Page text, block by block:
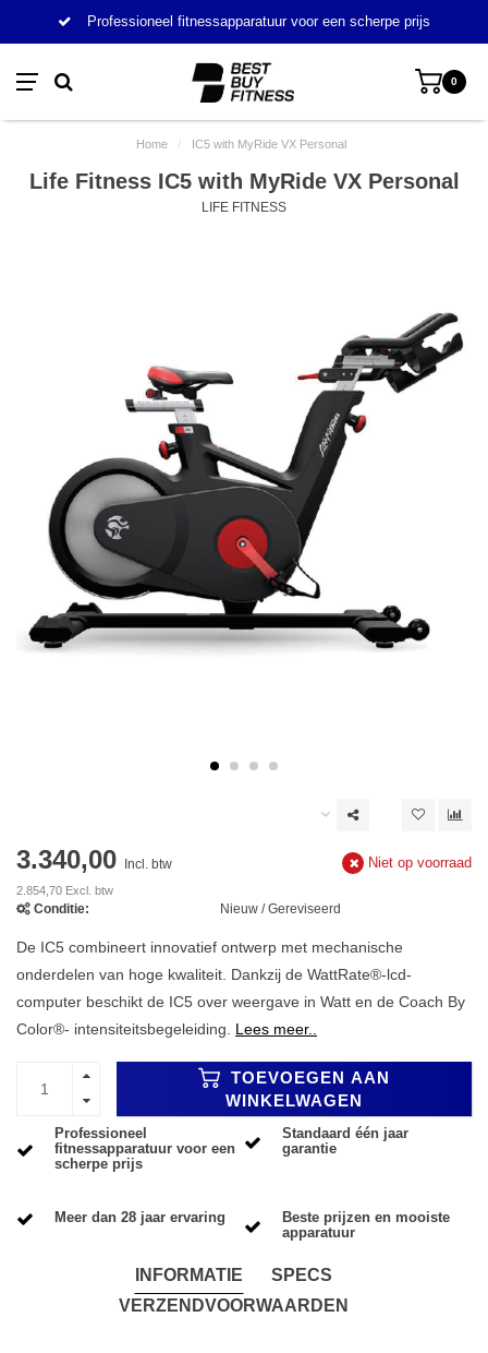
Professioneel fitnessapparatuur voor een scherpe prijs
0
Home / IC5 with MyRide VX Personal
Life Fitness IC5 with MyRide VX Personal
LIFE FITNESS
3.340,00 Incl. btw
2.854,70 Excl. btw
Niet op voorraad
Conditie: Nieuw / Gereviseerd
De IC5 combineert innovatief ontwerp met mechanische
onderdelen van hoge kwaliteit. Dankzij de WattRate®-lcd-
computer beschikt de IC5 over weergave in Watt en de Coach By
Color®- intensiteitsbegeleiding. Lees meer..
TOEVOEGEN AAN
WINKELWAGEN
Professioneel
fitnessapparatuur voor een
scherpe prijs
Standaard één jaar
garantie
Meer dan 28 jaar ervaring
Beste prijzen en mooiste
apparatuur
INFORMATIE
SPECS
VERZENDVOORWAARDEN